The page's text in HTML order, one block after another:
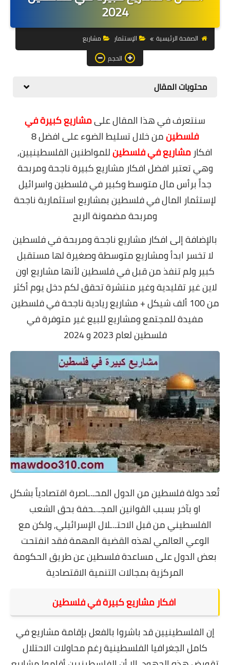
التجارة الالكترونية
التسويق
التداول
الهاتف
المواقع
زيادة متابعين
العملات المشفرة
الاستثمار
2024
الصفحة الرئيسية الإستثمار
مشاريع
الحجم
محتويات المقال
سنتعرف في هذا المقال علىمشاريع كبيرة في
فلسطينمن خلال تسليط الضوء على
افضل 8
افكارمشاريع في فلسطينللمواطنين الفلسطينيين,
وهي تعتبر افضل افكار مشاريع كبيرة ناجحة ومربحة
جداً برأس مال متوسط وكبير في فلسطين واسرائيل
لإستثمار المال في فلسطين بمشاريع استثمارية ناجحة
ومربحة مضمونة الربح
بالإضافة إلى افكار مشاريع ناجحة ومربحة في فلسطين
لا تخسر ابدأ ومشاريع متوسطة وصغيرة لها مستقبل
كبير ولم تنفذ من قبل في فلسطين لأنها مشاريع اون
لاين غير تقليدية وغير منتشرة تحقق لكم دخل يوم أكثر
من 100 ألف شيكل + مشاريع ريادية ناجحة في فلسطين
مفيدة للمجتمع ومشاريع للبيع غير متوفرة في
فلسطين لعام 2023 و 2024
تُعد دولة فلسطين من الدول المحـ.ـاصرة اقتصادياً بشكل
او بآخر بسبب القوانين المجـ.ـحفة بحق الشعب
الفلسطيني من قبل الاحتـ.ـلال الإسرائيلي, ولكن مع
الوعي العالمي لهذه القضية المهمة فقد انفتحت
بعض الدول على مساعدة فلسطين عن طريق الحكومة
المركزية بمجالات التنمية الاقتصادية
افكار مشاريع كبيرة في فلسطين
إن الفلسطينيين قد باشروا بالفعل بإقامة مشاريع في
كامل الجغرافيا الفلسطينية رغم محاولات الاحتلال